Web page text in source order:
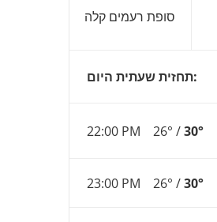
סופת רעמים קלה
תחזית שעתית היום:
22:00 PM 26° /30°
23:00 PM 26° /30°